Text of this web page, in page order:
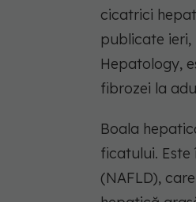
cicatrici
publicate ieri,
Hepatology,
fibrozei la
Boala
ficatului.
(NAFLD),